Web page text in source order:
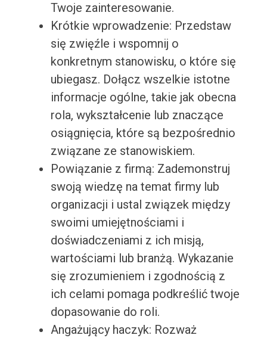
Twoje zainteresowanie.
Krótkie wprowadzenie: Przedstaw
się zwięźle i wspomnij o
konkretnym stanowisku, o które się
ubiegasz. Dołącz wszelkie istotne
informacje ogólne, takie jak obecna
rola, wykształcenie lub znaczące
osiągnięcia, które są bezpośrednio
związane ze stanowiskiem.
Powiązanie z firmą: Zademonstruj
swoją wiedzę na temat firmy lub
organizacji i ustal związek między
swoimi umiejętnościami i
doświadczeniami z ich misją,
wartościami lub branżą. Wykazanie
się zrozumieniem i zgodnością z
ich celami pomaga podkreślić twoje
dopasowanie do roli.
Angażujący haczyk: Rozważ